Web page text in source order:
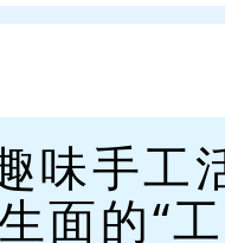
味手工
面的“